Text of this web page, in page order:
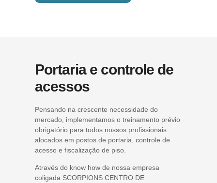
Portaria e controle de
acessos
Pensando na crescente necessidade do
mercado, implementamos o treinamento prévio
obrigatório para todos nossos profissionais
alocados em postos de portaria, controle de
acesso e fiscalização de piso.
Através do know how de nossa empresa
coligada SCORPIONS CENTRO DE